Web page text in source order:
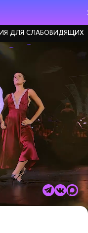
ДЛЯ СЛАБОВИДЯЩИХ